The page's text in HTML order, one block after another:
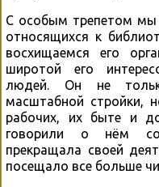
С особым трепетом мы
относящихся к
восхищаемся его
широтой его
людей. Он не
масштабной стройки,
рабочих, их быте и
говорили о нём
прекращала своей
посещало все больше